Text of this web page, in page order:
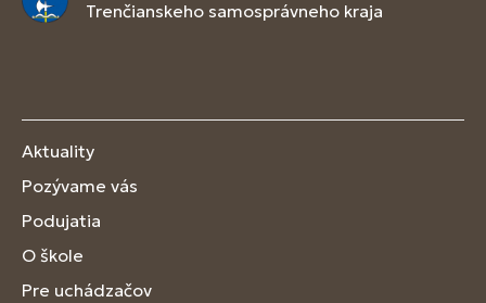
Trenčianskeho samosprávneho kraja
Aktuality
Pozývame vás
Podujatia
O škole
Pre uchádzačov